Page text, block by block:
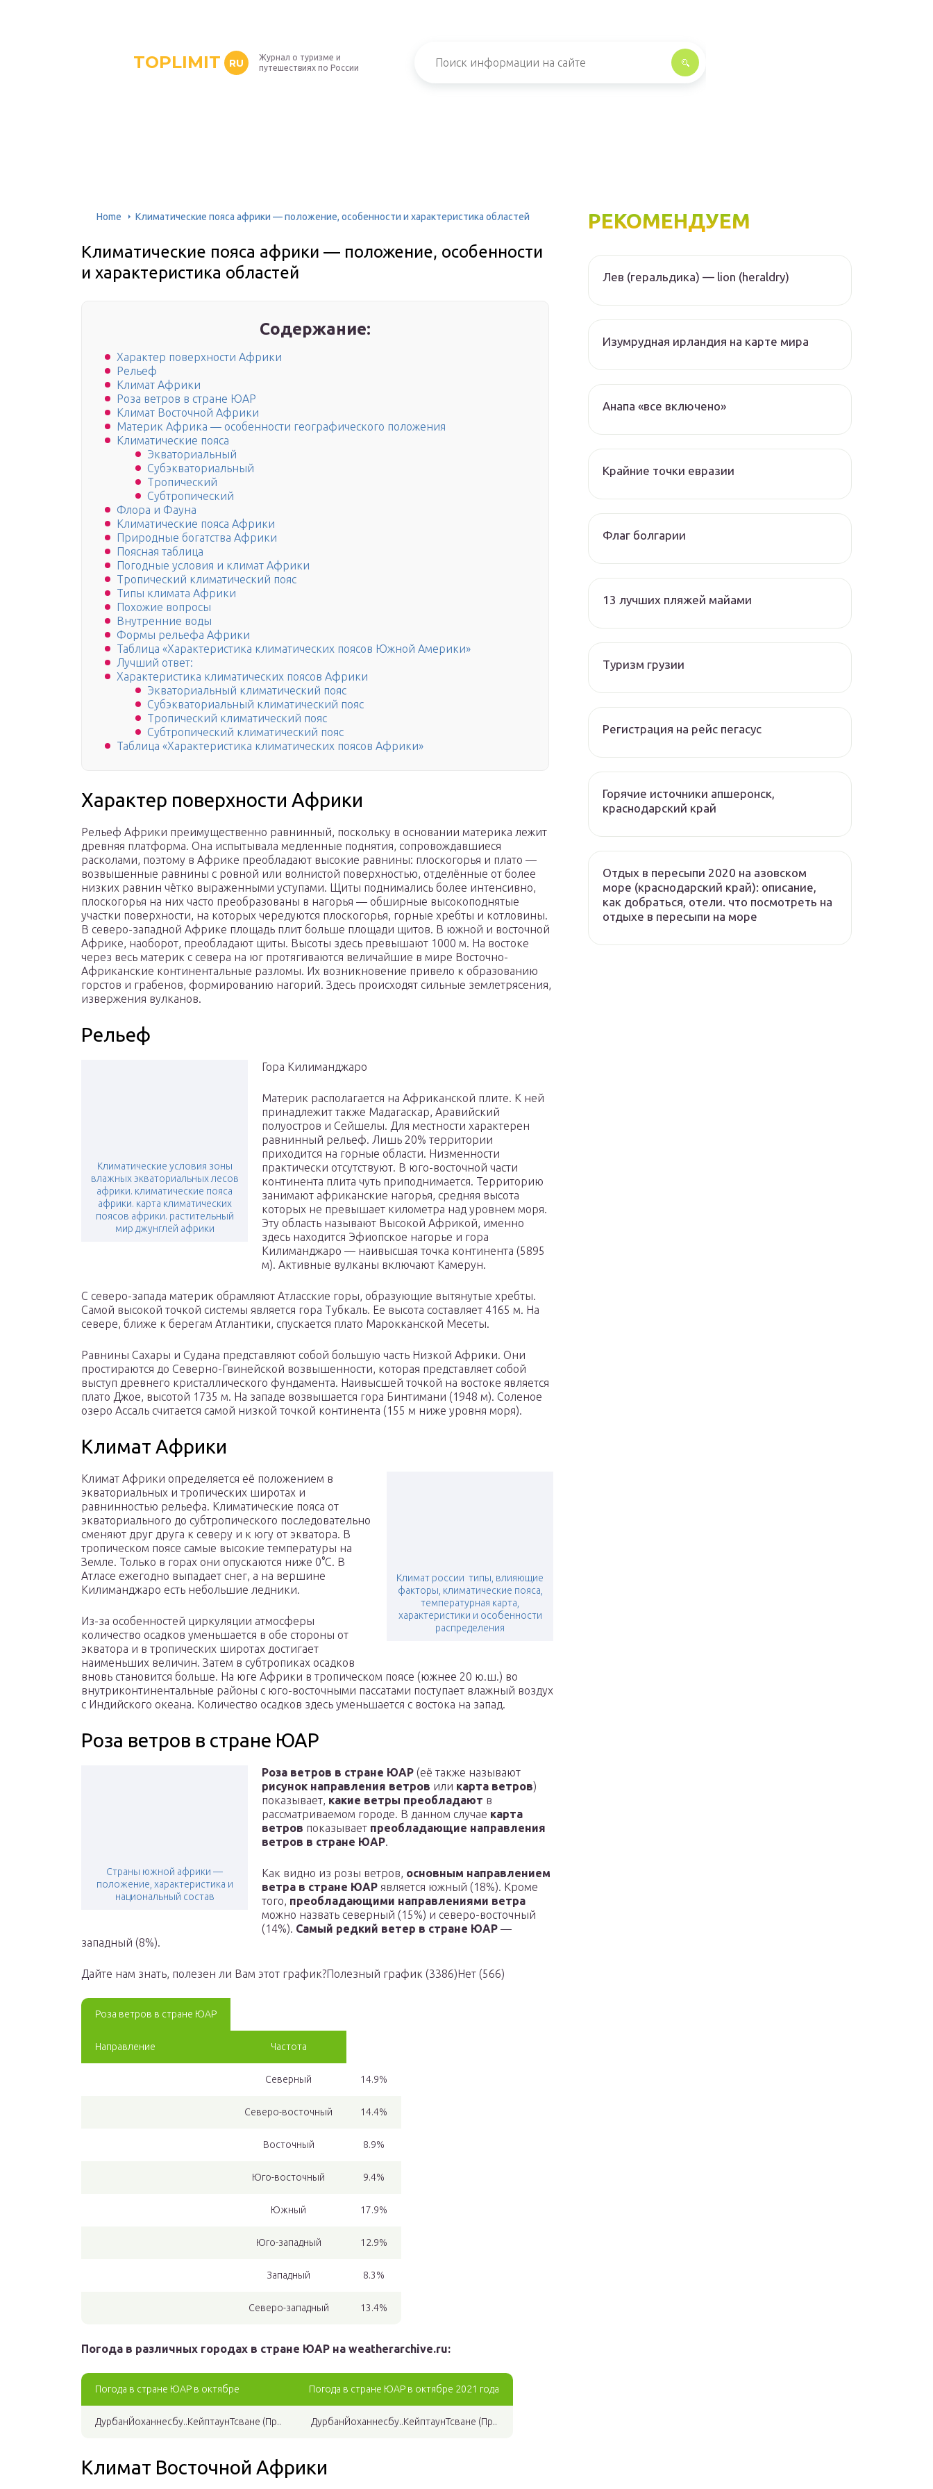
TOPLIMIT RU
Журнал о туризме и
путешествиях по России
Home Климатические пояса африки — положение, особенности и характеристика областей
Климатические пояса африки — положение, особенности
и характеристика областей
Содержание:
Характер поверхности Африки
Рельеф
Климат Африки
Роза ветров в стране ЮАР
Климат Восточной Африки
Материк Африка — особенности географического положения
Климатические пояса
Экваториальный
Субэкваториальный
Тропический
Субтропический
Флора и Фауна
Климатические пояса Африки
Природные богатства Африки
Поясная таблица
Погодные условия и климат Африки
Тропический климатический пояс
Типы климата Африки
Похожие вопросы
Внутренние воды
Формы рельефа Африки
Таблица «Характеристика климатических поясов Южной Америки»
Лучший ответ:
Характеристика климатических поясов Африки
Экваториальный климатический пояс
Субэкваториальный климатический пояс
Тропический климатический пояс
Субтропический климатический пояс
Таблица «Характеристика климатических поясов Африки»
Характер поверхности Африки
Рельеф Африки преимущественно равнинный, поскольку в основании материка лежит
древняя платформа. Она испытывала медленные поднятия, сопровождавшиеся
расколами, поэтому в Африке преобладают высокие равнины: плоскогорья и плато —
возвышенные равнины с ровной или волнистой поверхностью, отделённые от более
низких равнин чётко выраженными уступами. Щиты поднимались более интенсивно,
плоскогорья на них часто преобразованы в нагорья — обширные высокоподнятые
участки поверхности, на которых чередуются плоскогорья, горные хребты и котловины.
В северо-западной Африке площадь плит больше площади щитов. В южной и восточной
Африке, наоборот, преобладают щиты. Высоты здесь превышают 1000 м. На востоке
через весь материк с севера на юг протягиваются величайшие в мире Восточно-
Африканские континентальные разломы. Их возникновение привело к образованию
горстов и грабенов, формированию нагорий. Здесь происходят сильные землетрясения,
извержения вулканов.
Рельеф
Климатические условия зоны
влажных экваториальных лесов
африки. климатические пояса
африки. карта климатических
поясов африки. растительный
мир джунглей африки
Гора Килиманджаро
Материк располагается на Африканской плите. К ней
принадлежит также Мадагаскар, Аравийский
полуостров и Сейшелы. Для местности характерен
равнинный рельеф. Лишь 20% территории
приходится на горные области. Низменности
практически отсутствуют. В юго-восточной части
континента плита чуть приподнимается. Территорию
занимают африканские нагорья, средняя высота
которых не превышает километра над уровнем моря.
Эту область называют Высокой Африкой, именно
здесь находится Эфиопское нагорье и гора
Килиманджаро — наивысшая точка континента (5895
м). Активные вулканы включают Камерун.
С северо-запада материк обрамляют Атласские горы, образующие вытянутые хребты.
Самой высокой точкой системы является гора Тубкаль. Ее высота составляет 4165 м. На
севере, ближе к берегам Атлантики, спускается плато Марокканской Месеты.
Равнины Сахары и Судана представляют собой большую часть Низкой Африки. Они
простираются до Северно-Гвинейской возвышенности, которая представляет собой
выступ древнего кристаллического фундамента. Наивысшей точкой на востоке является
плато Джое, высотой 1735 м. На западе возвышается гора Бинтимани (1948 м). Соленое
озеро Ассаль считается самой низкой точкой континента (155 м ниже уровня моря).
Климат Африки
Климат россии ️ типы, влияющие
факторы, климатические пояса,
температурная карта,
характеристики и особенности
распределения
Климат Африки определяется её положением в
экваториальных и тропических широтах и
равнинностью рельефа. Климатические пояса от
экваториального до субтропического последовательно
сменяют друг друга к северу и к югу от экватора. В
тропическом поясе самые высокие температуры на
Земле. Только в горах они опускаются ниже 0°С. В
Атласе ежегодно выпадает снег, а на вершине
Килиманджаро есть небольшие ледники.
Из-за особенностей циркуляции атмосферы
количество осадков уменьшается в обе стороны от
экватора и в тропических широтах достигает
наименьших величин. Затем в субтропиках осадков
вновь становится больше. На юге Африки в тропическом поясе (южнее 20 ю.ш.) во
внутриконтинентальные районы с юго-восточными пассатами поступает влажный воздух
с Индийского океана. Количество осадков здесь уменьшается с востока на запад.
Роза ветров в стране ЮАР
Страны южной африки —
положение, характеристика и
национальный состав
Роза ветров в стране ЮАР (её также называют
рисунок направления ветров или карта ветров)
показывает, какие ветры преобладают в
рассматриваемом городе. В данном случае карта
ветров показывает преобладающие направления
ветров в стране ЮАР.
Как видно из розы ветров, основным направлением
ветра в стране ЮАР является южный (18%). Кроме
того, преобладающими направлениями ветра
можно назвать северный (15%) и северо-восточный
(14%). Самый редкий ветер в стране ЮАР —
западный (8%).
Дайте нам знать, полезен ли Вам этот график?Полезный график (3386)Нет (566)
Роза ветров в стране ЮАР
Направление Частота
Северный 14.9%
Северо-восточный 14.4%
Восточный 8.9%
Юго-восточный 9.4%
Южный 17.9%
Юго-западный 12.9%
Западный 8.3%
Северо-западный 13.4%
Погода в различных городах в стране ЮАР на weatherarchive.ru:
Погода в стране ЮАР в октябре Погода в стране ЮАР в октябре 2021 года
ДурбанЙоханнесбу..КейптаунТсване (Пр.. ДурбанЙоханнесбу..КейптаунТсване (Пр..
Климат Восточной Африки
РЕКОМЕНДУЕМ
Лев (геральдика) — lion (heraldry)
Изумрудная ирландия на карте мира
Анапа «все включено»
Крайние точки евразии
Флаг болгарии
13 лучших пляжей майами
Туризм грузии
Регистрация на рейс пегасус
Горячие источники апшеронск,
краснодарский край
Отдых в пересыпи 2020 на азовском
море (краснодарский край): описание,
как добраться, отели. что посмотреть на
отдыхе в пересыпи на море